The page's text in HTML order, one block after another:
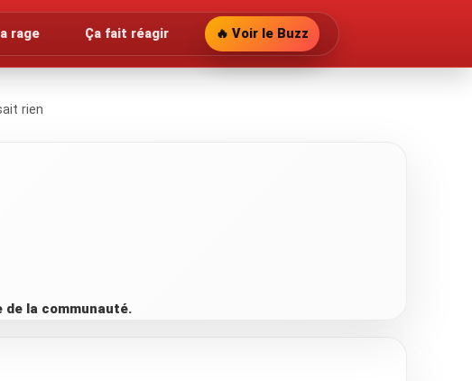
rage Ça fait réagir 🔥 Voir le Buzz
rien
la communauté.